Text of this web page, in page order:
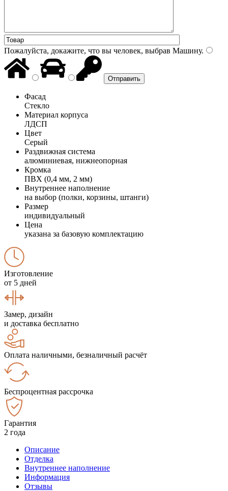
Пожалуйста, докажите, что вы человек, выбрав Машину.
Фасад
Стекло
Материал корпуса
ЛДСП
Цвет
Серый
Раздвижная система
алюминиевая, нижнеопорная
Кромка
ПВХ (0,4 мм, 2 мм)
Внутреннее наполнение
на выбор (полки, корзины, штанги)
Размер
индивидуальный
Цена
указана за базовую комплектацию
Изготовление
от 5 дней
Замер, дизайн
и доставка бесплатно
Оплата наличными, безналичный расчёт
Беспроцентная рассрочка
Гарантия
2 года
Описание
Отделка
Внутреннее наполнение
Информация
Отзывы